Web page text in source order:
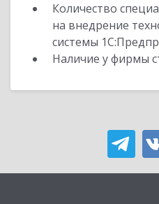
Количество
на внедрение
системы
Наличие у фирмы